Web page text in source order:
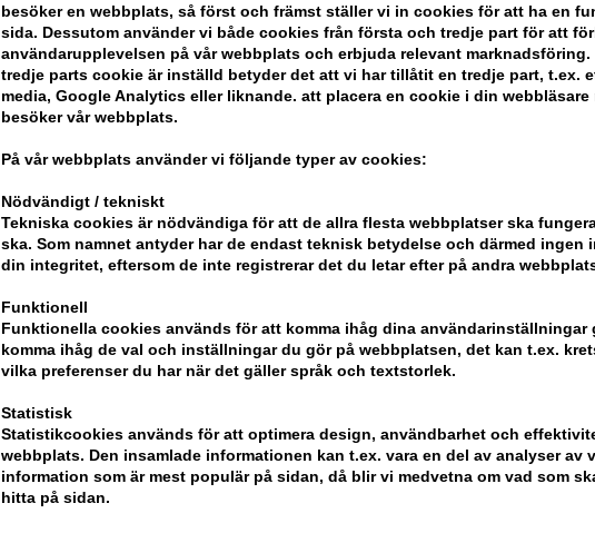
besöker en webbplats, så först och främst ställer vi in ​​cookies för att ha en
sida. Dessutom använder vi både cookies från första och tredje part för att
användarupplevelsen på vår webbplats och erbjuda relevant marknadsföring.
tredje parts cookie är inställd betyder det att vi har tillåtit en tredje part, t.ex.
media, Google Analytics eller liknande. att placera en cookie i din webbläsare
besöker vår webbplats.
På vår webbplats använder vi följande typer av cookies:
Nödvändigt / tekniskt
Tekniska cookies är nödvändiga för att de allra flesta webbplatser ska
ska. Som namnet antyder har de endast teknisk betydelse och därmed ingen
din integritet, eftersom de inte registrerar det du letar efter på andra
Funktionell
Funktionella cookies används för att komma ihåg dina användarinställningar
komma ihåg de val och inställningar du gör på webbplatsen, det kan t.ex.
vilka preferenser du har när det gäller språk och textstorlek.
Statistisk
Statistikcookies används för att optimera design, användbarhet och
webbplats. Den insamlade informationen kan t.ex. vara en del av analyser av
information som är mest populär på sidan, då blir vi medvetna om vad som
hitta på sidan.
BESKRIVNING RECENSIONER
L'Oréal Pro Serie Expert Absolut
schampo för skadat hår,
Egenskaper
Loreal Absolut Repair Molecular
peptidbindningar + 5 aminosyror
konsistens förvandlas till ett rikt skum
Steg 1: Applicera i vått hår
Steg 2: Vispa tills ett krämigt skum bildas
Storlek: 300m